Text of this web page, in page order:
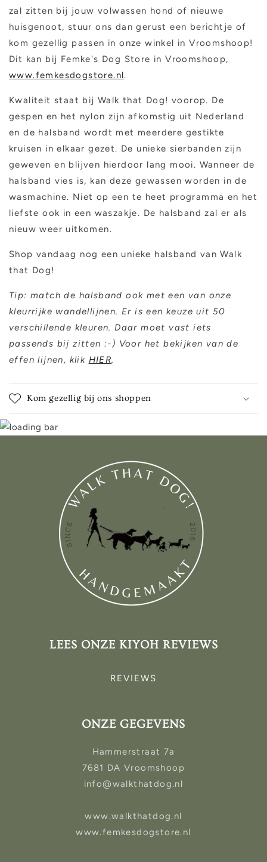
zal zitten bij jouw volwassen hond of nieuwe
huisgenoot, stuur ons dan gerust een berichtje of
kom gezellig passen in onze winkel in Vroomshoop!
Dit kan bij Femke's Dog Store in Vroomshoop,
www.femkesdogstore.nl.
Kwaliteit staat bij Walk that Dog! voorop. De
gespen en het nylon zijn afkomstig uit Nederland
en de halsband wordt met meerdere gestikte
kruisen in elkaar gezet. De unieke sierbanden zijn
geweven en blijven hierdoor lang mooi. Wanneer de
halsband vies is, kan deze gewassen worden in de
wasmachine. Niet op een te heet programma en het
liefste ook in een waszakje. De halsband zal er als
nieuw weer uitkomen.
Shop vandaag nog een unieke halsband van Walk
that Dog!
Tip: match de halsband ook met een van onze
kleurrijke wandellijnen. Er is een keuze uit 50
verschillende kleuren. Daar moet vast iets
passends bij zitten :-) Voor het bekijken van de
effen lijnen, klik HIER.
Kom gezellig bij ons shoppen
LEES ONZE KIYOH REVIEWS
REVIEWS
ONZE GEGEVENS
Hammerstraat 7a
7681 DA Vroomshoop
info@walkthatdog.nl
www.walkthatdog.nl
www.femkesdogstore.nl